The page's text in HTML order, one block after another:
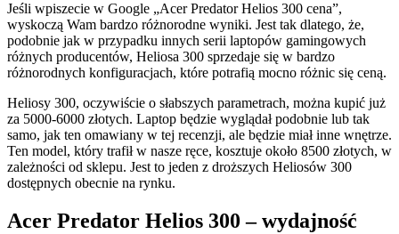
Jeśli wpiszecie w Google „Acer Predator Helios 300 cena”,
wyskoczą Wam bardzo różnorodne wyniki. Jest tak dlatego, że,
podobnie jak w przypadku innych serii laptopów gamingowych
różnych producentów, Heliosa 300 sprzedaje się w bardzo
różnorodnych konfiguracjach, które potrafią mocno różnic się ceną.
Heliosy 300, oczywiście o słabszych parametrach, można kupić już
za 5000-6000 złotych. Laptop będzie wyglądał podobnie lub tak
samo, jak ten omawiany w tej recenzji, ale będzie miał inne wnętrze.
Ten model, który trafił w nasze ręce, kosztuje około 8500 złotych, w
zależności od sklepu. Jest to jeden z droższych Heliosów 300
dostępnych obecnie na rynku.
Acer Predator Helios 300 – wydajność